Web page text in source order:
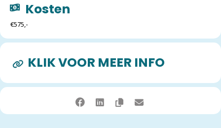
Kosten
€575,-
KLIK VOOR MEER INFO